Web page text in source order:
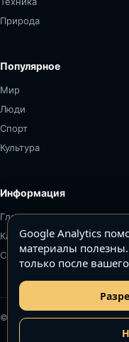
Природа
Популярное
Мир
Люди
Спорт
Культура
Информация
Главная
Карта сайта
Связаться
© Топ5–Топ10. Все права
Google Analytics
материалы
только после